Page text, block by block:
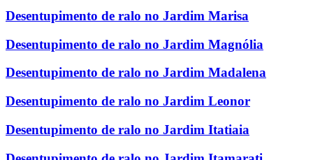
Desentupimento de ralo no Jardim Marisa
Desentupimento de ralo no Jardim Magnólia
Desentupimento de ralo no Jardim Madalena
Desentupimento de ralo no Jardim Leonor
Desentupimento de ralo no Jardim Itatiaia